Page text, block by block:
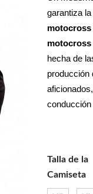
garantiza
motocross
motocross
hecha de
producción
Talla de la
Camiseta